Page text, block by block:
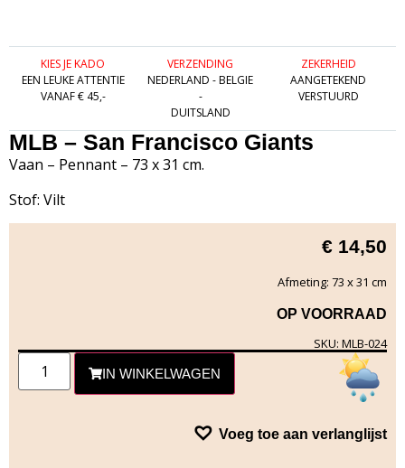
KIES JE KADO
EEN LEUKE ATTENTIE
VANAF € 45,-
VERZENDING
NEDERLAND - BELGIE
-
DUITSLAND
ZEKERHEID
AANGETEKEND
VERSTUURD
MLB – San Francisco Giants
Vaan – Pennant – 73 x 31 cm.
Stof: Vilt
€ 14,50
Afmeting: 73 x 31 cm
OP VOORRAAD
SKU: MLB-024
IN WINKELWAGEN
Voeg toe aan verlanglijst